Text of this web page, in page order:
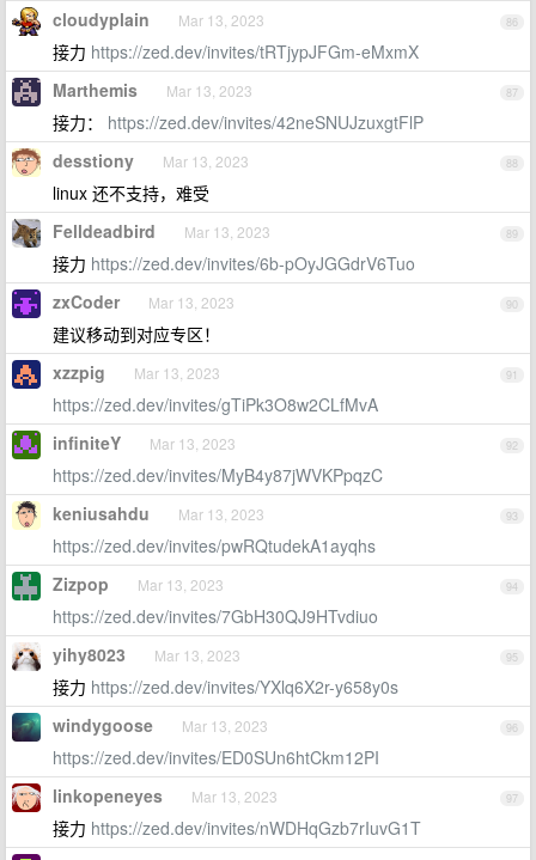
86
cloudyplain Mar 13, 2023
接力 https://zed.dev/invites/tRTjypJFGm-eMxmX
87
Marthemis Mar 13, 2023
接力： https://zed.dev/invites/42neSNUJzuxgtFlP
88
desstiony Mar 13, 2023
linux 还不支持，难受
89
Felldeadbird Mar 13, 2023
接力 https://zed.dev/invites/6b-pOyJGGdrV6Tuo
90
zxCoder Mar 13, 2023
建议移动到对应专区！
91
xzzpig Mar 13, 2023
https://zed.dev/invites/gTiPk3O8w2CLfMvA
92
infiniteY Mar 13, 2023
https://zed.dev/invites/MyB4y87jWVKPpqzC
93
keniusahdu Mar 13, 2023
https://zed.dev/invites/pwRQtudekA1ayqhs
94
Zizpop Mar 13, 2023
https://zed.dev/invites/7GbH30QJ9HTvdiuo
95
yihy8023 Mar 13, 2023
接力 https://zed.dev/invites/YXlq6X2r-y658y0s
96
windygoose Mar 13, 2023
https://zed.dev/invites/ED0SUn6htCkm12PI
97
linkopeneyes Mar 13, 2023
接力 https://zed.dev/invites/nWDHqGzb7rIuvG1T